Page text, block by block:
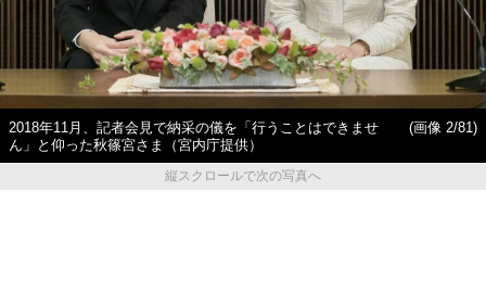
2018年11月、記者会見で納采の儀を「行うことはできませ
ん」と仰った秋篠宮さま（宮内庁提供）
(画像 2/81)
縦スクロールで次の写真へ